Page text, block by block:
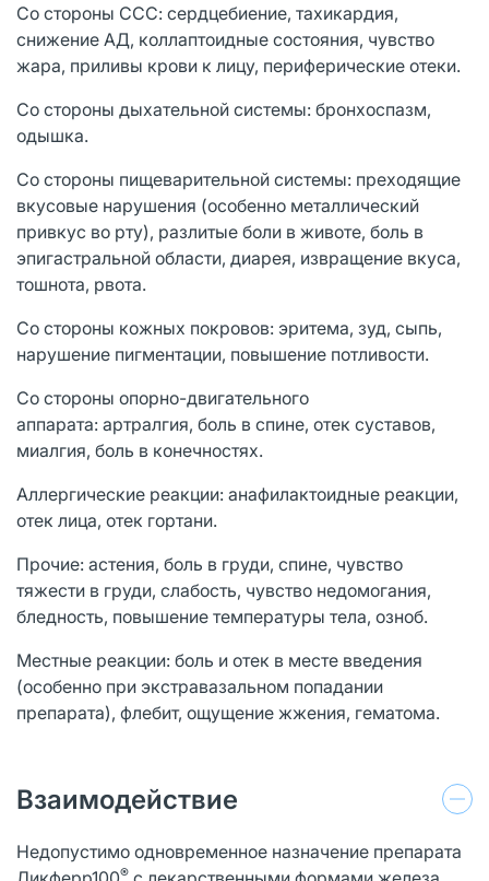
Со стороны ССС: сердцебиение, тахикардия,
снижение АД, коллаптоидные состояния, чувство
жара, приливы крови к лицу, периферические отеки.
Со стороны дыхательной системы: бронхоспазм,
одышка.
Со стороны пищеварительной системы: преходящие
вкусовые нарушения (особенно металлический
привкус во рту), разлитые боли в животе, боль в
эпигастральной области, диарея, извращение вкуса,
тошнота, рвота.
Со стороны кожных покровов: эритема, зуд, сыпь,
нарушение пигментации, повышение потливости.
Со стороны опорно-двигательного
аппарата: артралгия, боль в спине, отек суставов,
миалгия, боль в конечностях.
Аллергические реакции: анафилактоидные реакции,
отек лица, отек гортани.
Прочие: астения, боль в груди, спине, чувство
тяжести в груди, слабость, чувство недомогания,
бледность, повышение температуры тела, озноб.
Местные реакции: боль и отек в месте введения
(особенно при экстравазальном попадании
препарата), флебит, ощущение жжения, гематома.
Взаимодействие
Недопустимо одновременное назначение препарата
®